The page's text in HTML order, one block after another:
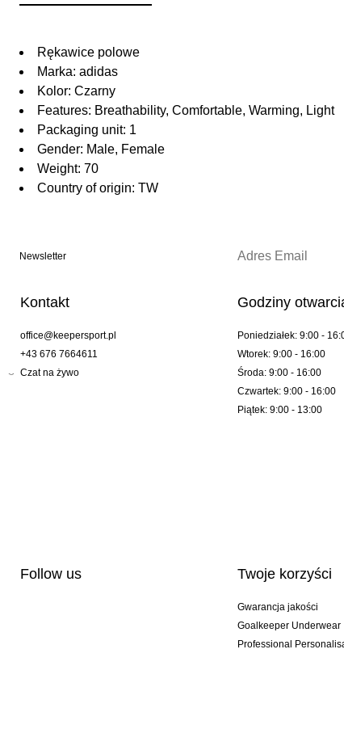
Rękawice polowe
Marka: adidas
Kolor: Czarny
Features: Breathability, Comfortable, Warming, Light
Packaging unit: 1
Gender: Male, Female
Weight: 70
Country of origin: TW
Newsletter
Kontakt
office@keepersport.pl
+43 676 7664611
Czat na żywo
Godziny
Poniedziałek: 9:00 -
Wtorek: 9:00 - 16:00
Środa: 9:00 - 16:00
Czwartek: 9:00 - 16:00
Piątek: 9:00 - 13:00
Follow us Twoje korzyści
Gwarancja jakości
Goalkeeper Underwear
Professional